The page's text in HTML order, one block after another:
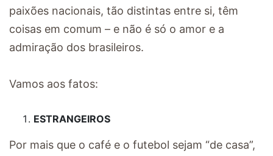
paixões nacionais, tão distintas entre si, têm
coisas em comum – e não é só o amor e a
admiração dos brasileiros.
Vamos aos fatos:
ESTRANGEIROS
Por mais que o café e o futebol sejam “de casa”,